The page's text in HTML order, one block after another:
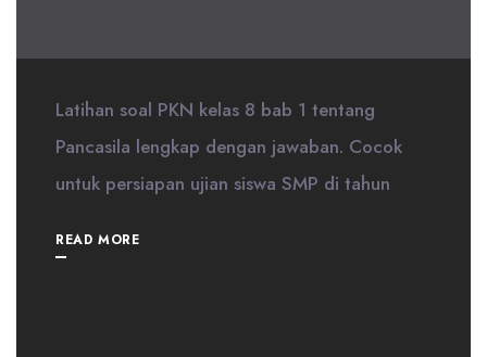
Latihan soal PKN kelas 8 bab 1 tentang
Pancasila lengkap dengan jawaban. Cocok
untuk persiapan ujian siswa SMP di tahun
READ MORE